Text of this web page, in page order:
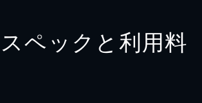
ペックと利用料